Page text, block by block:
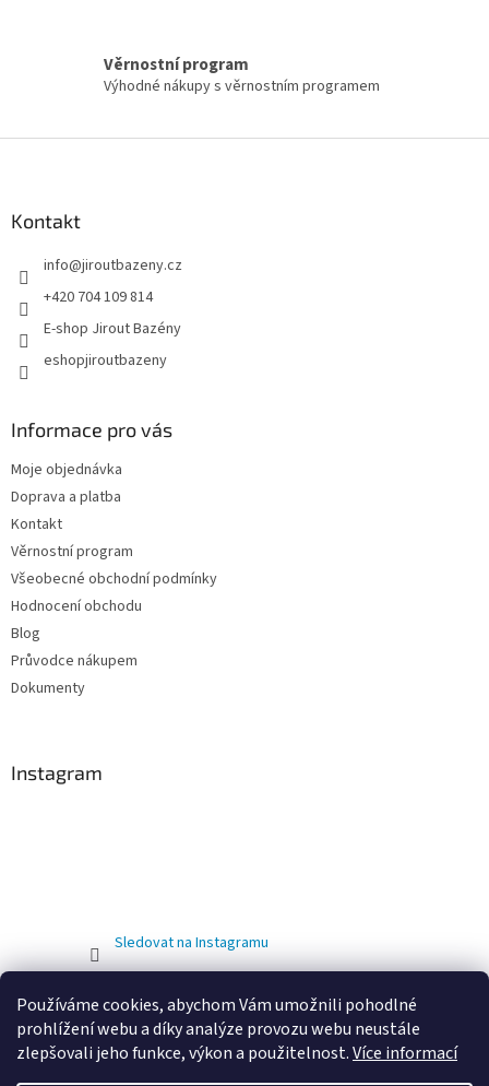
Používáme cookies, abychom Vám umožnili pohodlné
prohlížení webu a díky analýze provozu webu neustále
zlepšovali jeho funkce, výkon a použitelnost.Více informací
Věrnostní program
Výhodné nákupy s věrnostním programem
Kontakt
info@jiroutbazeny.cz
+420 704 109 814
E-shop Jirout Bazény
eshopjiroutbazeny
Informace pro vás
Moje objednávka
Doprava a platba
Kontakt
Věrnostní program
Všeobecné obchodní podmínky
Hodnocení obchodu
Blog
Průvodce nákupem
Dokumenty
Instagram
Sledovat na Instagramu